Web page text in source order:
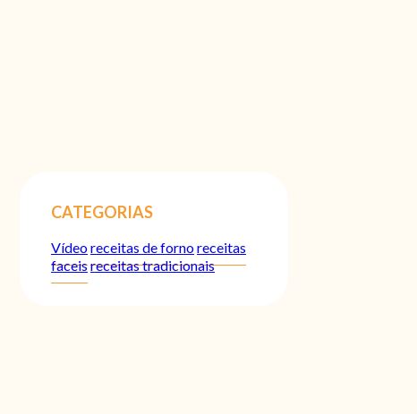
CATEGORIAS
Vídeoreceitas de fornoreceitas
faceisreceitas tradicionais